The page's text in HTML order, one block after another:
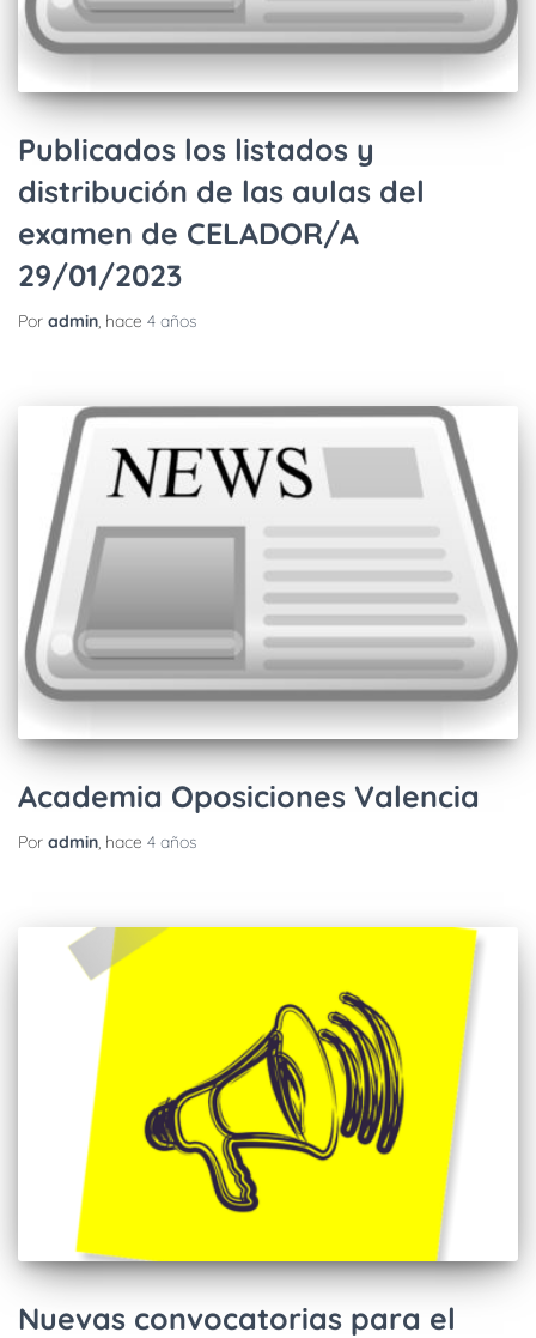
Publicados los listados y
distribución de las aulas del
examen de CELADOR/A
29/01/2023
Por admin, hace 4 años
Academia Oposiciones Valencia
Por admin, hace 4 años
Nuevas convocatorias para el